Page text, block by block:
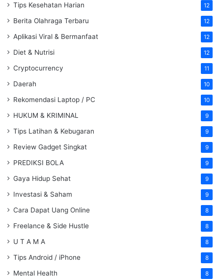
Tips Kesehatan Harian 12
Berita Olahraga Terbaru 12
Aplikasi Viral & Bermanfaat 12
Diet & Nutrisi 12
Cryptocurrency 11
Daerah 10
Rekomendasi Laptop / PC 10
HUKUM & KRIMINAL 9
Tips Latihan & Kebugaran 9
Review Gadget Singkat 9
PREDIKSI BOLA 9
Gaya Hidup Sehat 9
Investasi & Saham 9
Cara Dapat Uang Online 8
Freelance & Side Hustle 8
U T A M A 8
Tips Android / iPhone 8
Mental Health 8